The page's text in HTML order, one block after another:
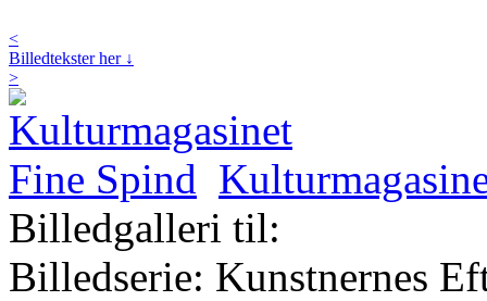
<
Billedtekster her ↓
>
Billedgalleri til:
Billedserie: Kunstnernes